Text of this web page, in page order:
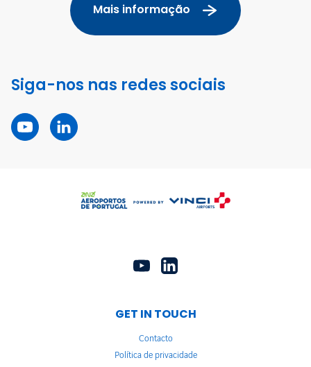
Mais informação
Siga-nos nas redes sociais
GET IN TOUCH
Contacto
Política de privacidade